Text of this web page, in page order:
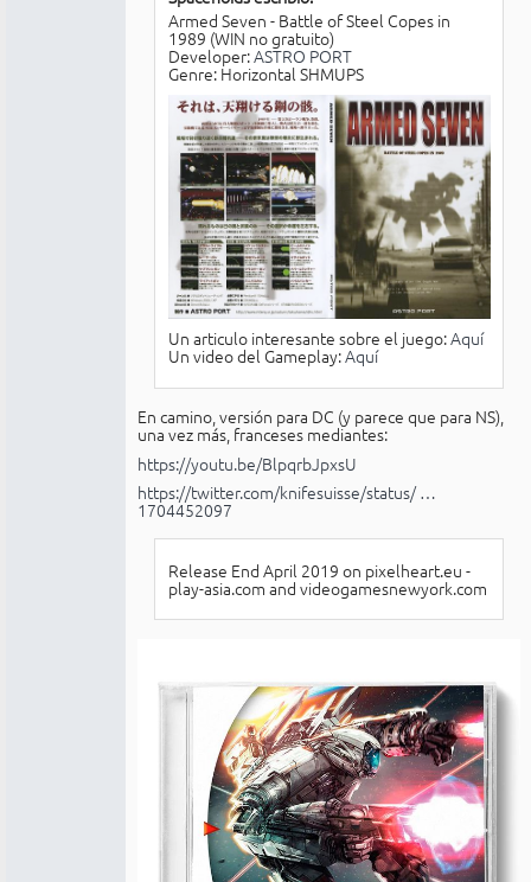
Armed Seven - Battle of Steel Copes in
1989 (WIN no gratuito)
Developer:ASTRO PORT
Genre: Horizontal SHMUPS
Un articulo interesante sobre el juego:Aquí
Un video del Gameplay:Aquí
En camino, versión para DC (y parece que para NS),
una vez más, franceses mediantes:
https://youtu.be/BlpqrbJpxsU
https://twitter.com/knifesuisse/status/ …
1704452097
Release End April 2019 on pixelheart.eu -
play-asia.com and videogamesnewyork.com